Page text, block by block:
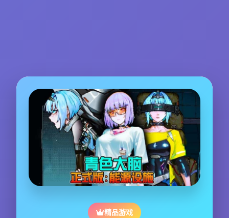
精品游戏